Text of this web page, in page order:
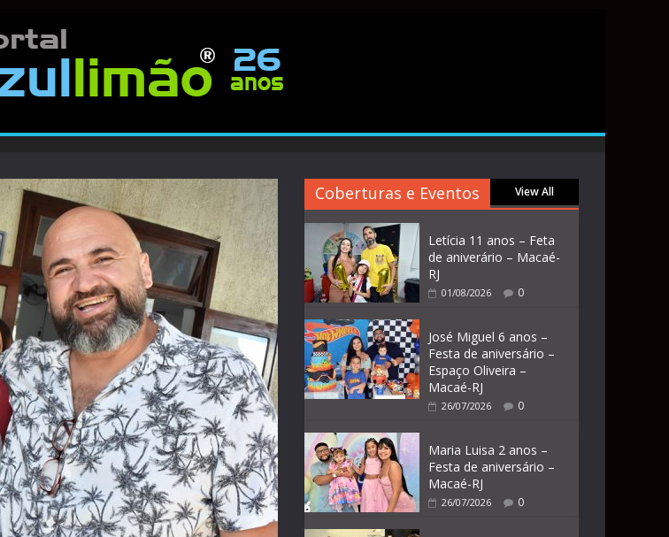
Coberturas e Eventos View All
Letícia 11 anos – Feta
de aniverário – Macaé-
RJ
01/08/2026 0
José Miguel 6 anos –
Festa de aniversário –
Espaço Oliveira –
Macaé-RJ
26/07/2026 0
Maria Luisa 2 anos –
Festa de aniversário –
Macaé-RJ
26/07/2026 0